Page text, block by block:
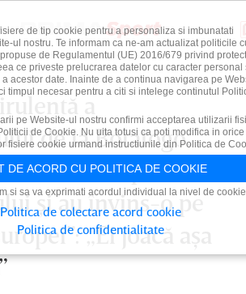
a
de la Botafogo,
au produs
şi au învins-o pe
„Ei joacă aşa
de tip cookie pentru a personaliza si imbunatati
ul nostru. Te informam ca ne-am actualizat politicile
de Regulamentul (UE) 2016/679 privind
ce priveste prelucrarea datelor cu caracter personal
acestor date. Inainte de a continua navigarea pe
timpul necesar pentru a citi si intelege continutul
pe Website-ul nostru confirmi acceptarea utilizarii
de Cookie. Nu uita totusi ca poti modifica in orice
fisiere cookie urmand instructiunile din Politica de
DE ACORD CU POLITICA DE COOKIE
si sa va exprimati acordul individual la nivel de
Politica de colectare acord cookie
Politica de confidentialitate